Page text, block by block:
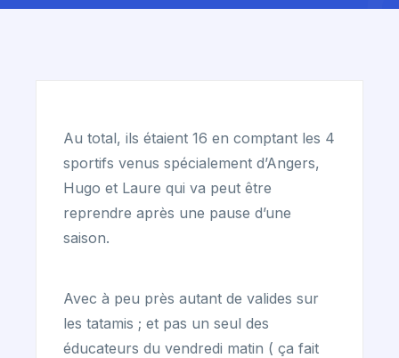
Au total, ils étaient 16 en comptant les 4
sportifs venus spécialement d’Angers,
Hugo et Laure qui va peut être
reprendre après une pause d’une
saison.
Avec à peu près autant de valides sur
les tatamis ; et pas un seul des
éducateurs du vendredi matin ( ça fait